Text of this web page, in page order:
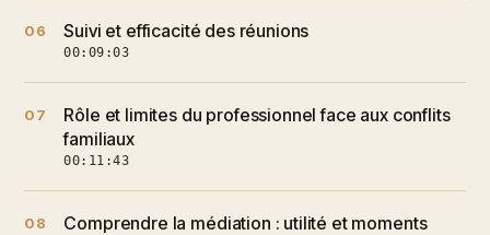
06 Suivi et efficacité des réunions
00:09:03
07
Rôle et limites du professionnel face aux conflits
familiaux
00:11:43
08
Comprendre la médiation : utilité et moments